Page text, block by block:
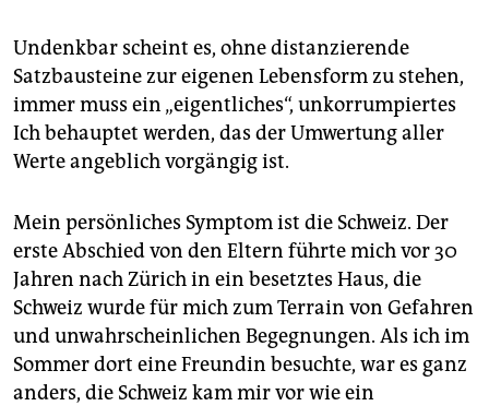
Undenkbar scheint es, ohne distanzierende
Satzbausteine zur eigenen Lebensform zu stehen,
immer muss ein „eigentliches“, unkorrumpiertes
Ich behauptet werden, das der Umwertung aller
Werte angeblich vorgängig ist.
Mein persönliches Symptom ist die Schweiz. Der
erste Abschied von den Eltern führte mich vor 30
Jahren nach Zürich in ein besetztes Haus, die
Schweiz wurde für mich zum Terrain von Gefahren
und unwahrscheinlichen Begegnungen. Als ich im
Sommer dort eine Freundin besuchte, war es ganz
anders, die Schweiz kam mir vor wie ein